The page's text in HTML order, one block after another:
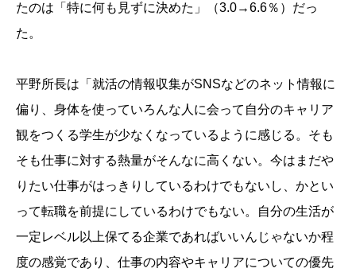
たのは「特に何も見ずに決めた」（3.0→6.6％）だっ
た。
平野所長は「就活の情報収集がSNSなどのネット情報に
偏り、身体を使っていろんな人に会って自分のキャリア
観をつくる学生が少なくなっているように感じる。そも
そも仕事に対する熱量がそんなに高くない。今はまだや
りたい仕事がはっきりしているわけでもないし、かとい
って転職を前提にしているわけでもない。自分の生活が
一定レベル以上保てる企業であればいいんじゃないか程
度の感覚であり、仕事の内容やキャリアについての優先